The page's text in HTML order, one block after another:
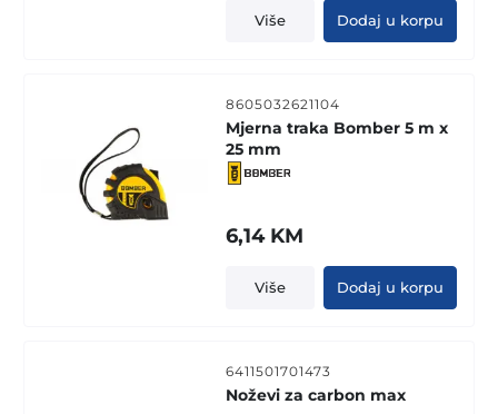
Više Dodaj u korpu
8605032621104
Mjerna traka Bomber 5 m x
25 mm
6,14 KM
Više Dodaj u korpu
6411501701473
Noževi za carbon max